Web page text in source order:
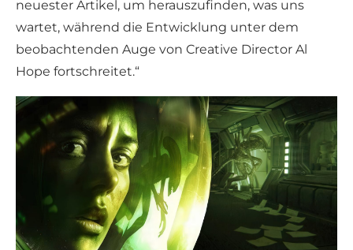
neuester Artikel, um herauszufinden, was uns
wartet, während die Entwicklung unter dem
beobachtenden Auge von Creative Director Al
Hope fortschreitet.“